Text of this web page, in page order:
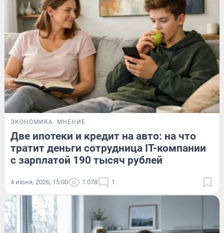
ЭКОНОМИКА МНЕНИЕ
Две ипотеки и кредит на авто: на что
тратит деньги сотрудница IT-компании
с зарплатой 190 тысяч рублей
4 июня, 2026, 15:00 1 078 1